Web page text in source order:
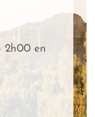
2h00 en